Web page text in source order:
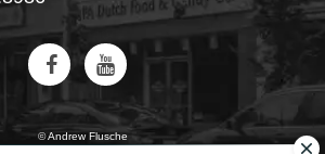
© Andrew Flusche